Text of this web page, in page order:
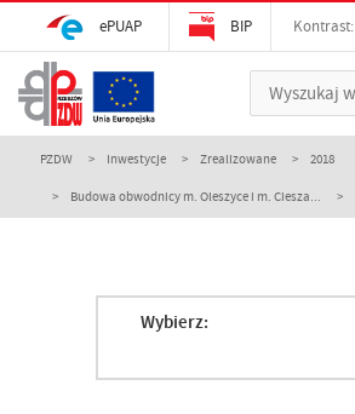
ePUAP BIP Kontrast:
PZDW Inwestycje Zrealizowane 2018
Budowa obwodnicy m. Oleszyce i m. Ciesza...
Wybierz: